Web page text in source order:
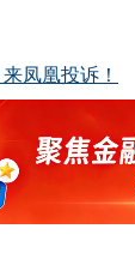
凤凰投诉！